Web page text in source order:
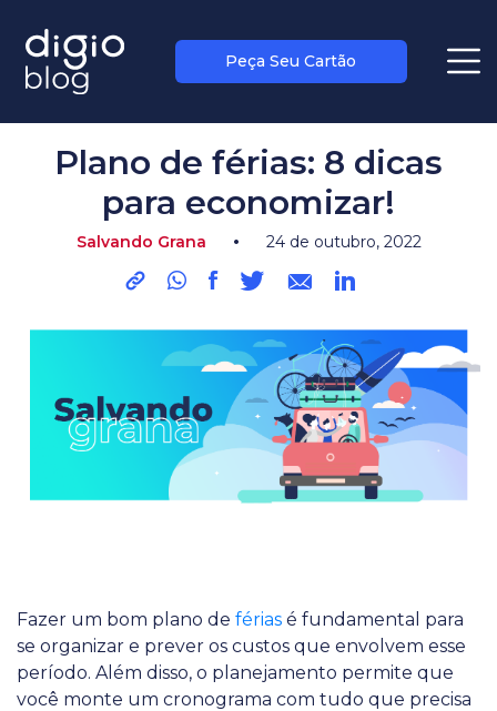
Peça Seu Cartão
Plano de férias: 8 dicas
para economizar!
Salvando Grana • 24 de outubro, 2022
Fazer um bom plano de férias é fundamental para
se organizar e prever os custos que envolvem esse
período. Além disso, o planejamento permite que
você monte um cronograma com tudo que precisa